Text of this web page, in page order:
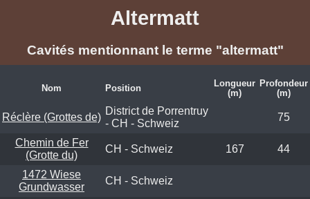
Altermatt
Cavités mentionnant le terme "altermatt"
Nom Position
Longueur
(m)
Profondeur
(m)
Réclère (Grottes de)
District de Porrentruy
- CH - Schweiz
75
Chemin de Fer
(Grotte du)
CH - Schweiz 167 44
1472 Wiese
Grundwasser
CH - Schweiz